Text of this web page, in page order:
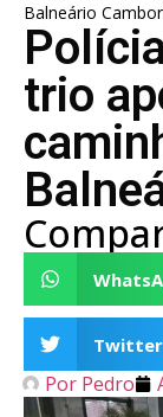
Balneário
trio
Twitter
Por Pedro